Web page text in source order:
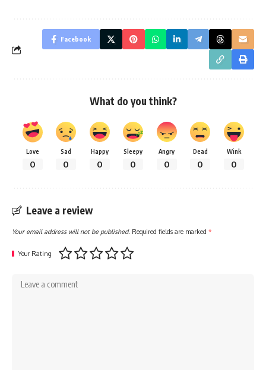
Facebook
What do you think?
Love
0
Sad
0
Happy
0
Sleepy
0
Angry
0
Dead
0
Wink
0
Leave a review
Your email address will not be published. Required fields are marked *
Your Rating